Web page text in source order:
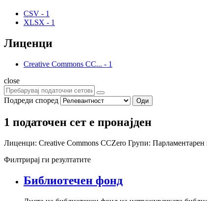
CSV - 1
XLSX - 1
Лиценци
Creative Commons CC... - 1
close
Подреди според Оди
1 податочен сет е пронајден
Лиценци: Creative Commons CCZero Групи: Парламентарен
Филтрирај ги резултатите
Библиотечен фонд